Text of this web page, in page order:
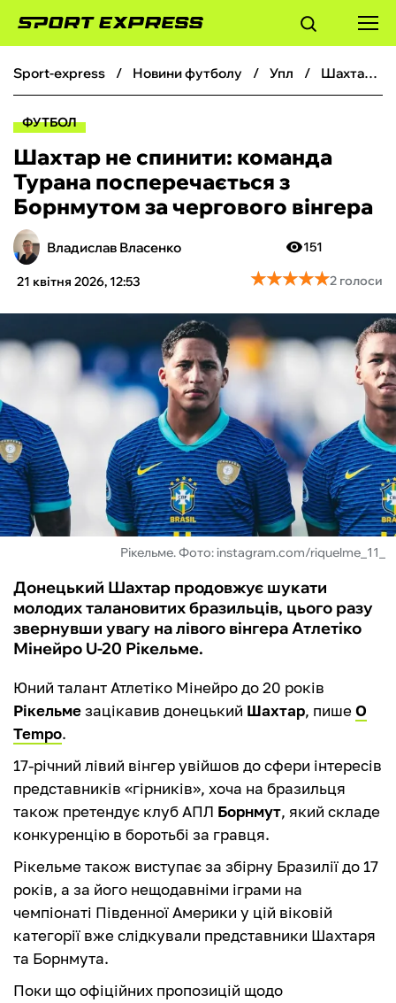
ФУТБОЛ
БОКС
ХОКЕЙ
ТЕНІС
КІБЕРСПОРТ
ЧС-2026
ФУТЗАЛ
ІНШІ
БУКМЕКЕРИ
sport-express новини футболу упл Шахтар не спинити: команда Турана посперечається з Борнмутом за чергового вінгера
ФУТБОЛ
Шахтар не спинити: команда
Турана посперечається з
Борнмутом за чергового вінгера
Владислав Власенко
21 квітня 2026, 12:53
151
★★★★★
★★★★★2 голоси
Рікельме. Фото: instagram.com/riquelme_11_
Донецький Шахтар продовжує шукати
молодих талановитих бразильців, цього разу
звернувши увагу на лівого вінгера Атлетіко
Мінейро U-20 Рікельме.
Юний талант Атлетіко Мінейро до 20 років
Рікельмезацікавив донецький Шахтар, пише O
Tempo.
17-річний лівий вінгер увійшов до сфери інтересів
представників «гірників», хоча на бразильця
також претендує клуб АПЛ Борнмут, який складе
конкуренцію в боротьбі за гравця.
Рікельме також виступає за збірну Бразилії до 17
років, а за його нещодавніми іграми на
чемпіонаті Південної Америки у цій віковій
категорії вже слідкували представники Шахтаря
та Борнмута.
Поки що офіційних пропозицій щодо